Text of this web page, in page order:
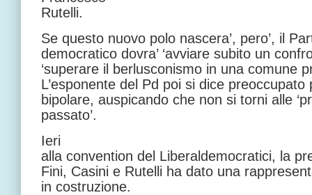
Rutelli.
Se questo nuovo polo nascera’, pero’, il
democratico dovra’ ‘avviare subito un
‘superare il berlusconismo in una comune
L’esponente del Pd poi si dice preoccupato
bipolare, auspicando che non si torni alle
passato’.
Ieri
alla convention del Liberaldemocratici, la
Fini, Casini e Rutelli ha dato una
in costruzione.